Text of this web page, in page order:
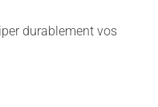
durablement vos